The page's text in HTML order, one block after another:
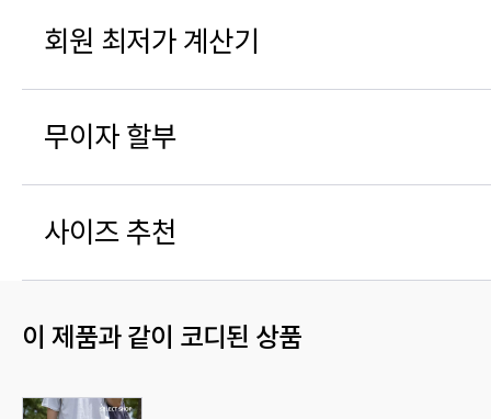
회원 최저가 계산기
무이자 할부
사이즈 추천
이 제품과 같이 코디된 상품